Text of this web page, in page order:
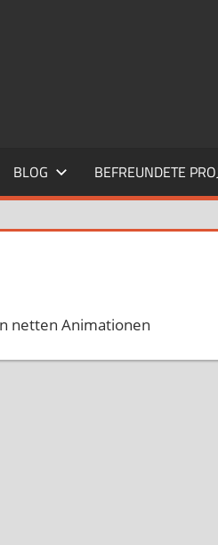
BLOG BEFREUNDETE
netten Animationen